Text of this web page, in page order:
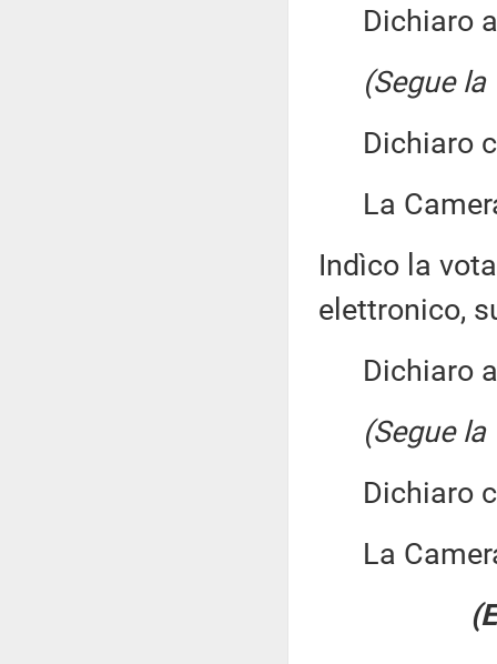
Dichiaro
(Segue
Dichiaro
La
Indìco la
elettronico,
Dichiaro
(Segue
Dichiaro
La